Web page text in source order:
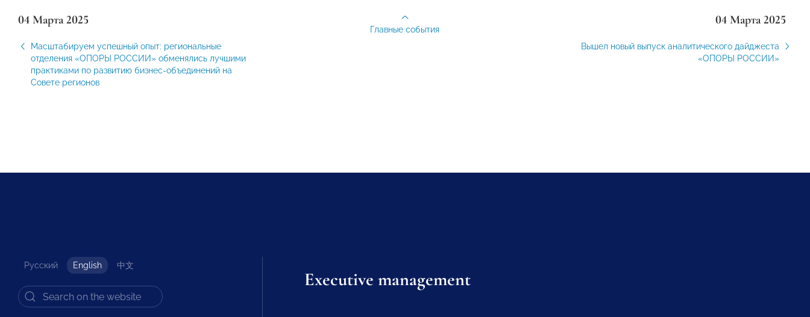
04 Марта 2025
Масштабируем успешный опыт: региональные
отделения «ОПОРЫ РОССИИ» обменялись лучшими
практиками по развитию бизнес-объединений на
Совете регионов
04 Марта 2025
Вышел новый выпуск аналитического дайджеста
«ОПОРЫ РОССИИ»
Главные события
Русский English 中文
Executive management